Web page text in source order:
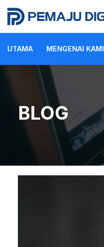
UTAMA MENGENAI KAMI
BLOG